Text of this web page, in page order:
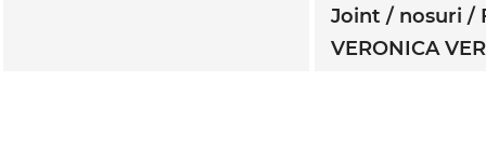
Joint
nosuri
VERONICA